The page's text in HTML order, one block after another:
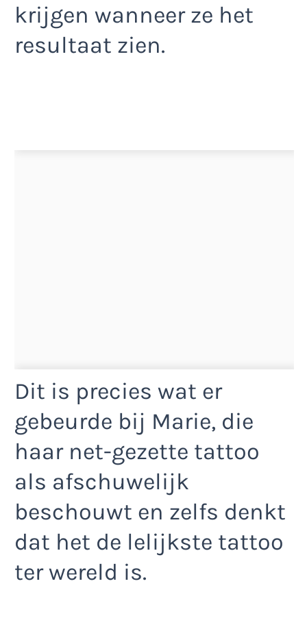
krijgen wanneer ze het
resultaat zien.
Dit is precies wat er
gebeurde bij Marie, die
haar net-gezette tattoo
als afschuwelijk
beschouwt en zelfs denkt
dat het de lelijkste tattoo
ter wereld is.